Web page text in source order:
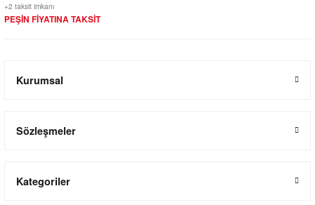
+2 taksit imkanı
PEŞİN FİYATINA TAKSİT
Kurumsal
Sözleşmeler
Kategoriler